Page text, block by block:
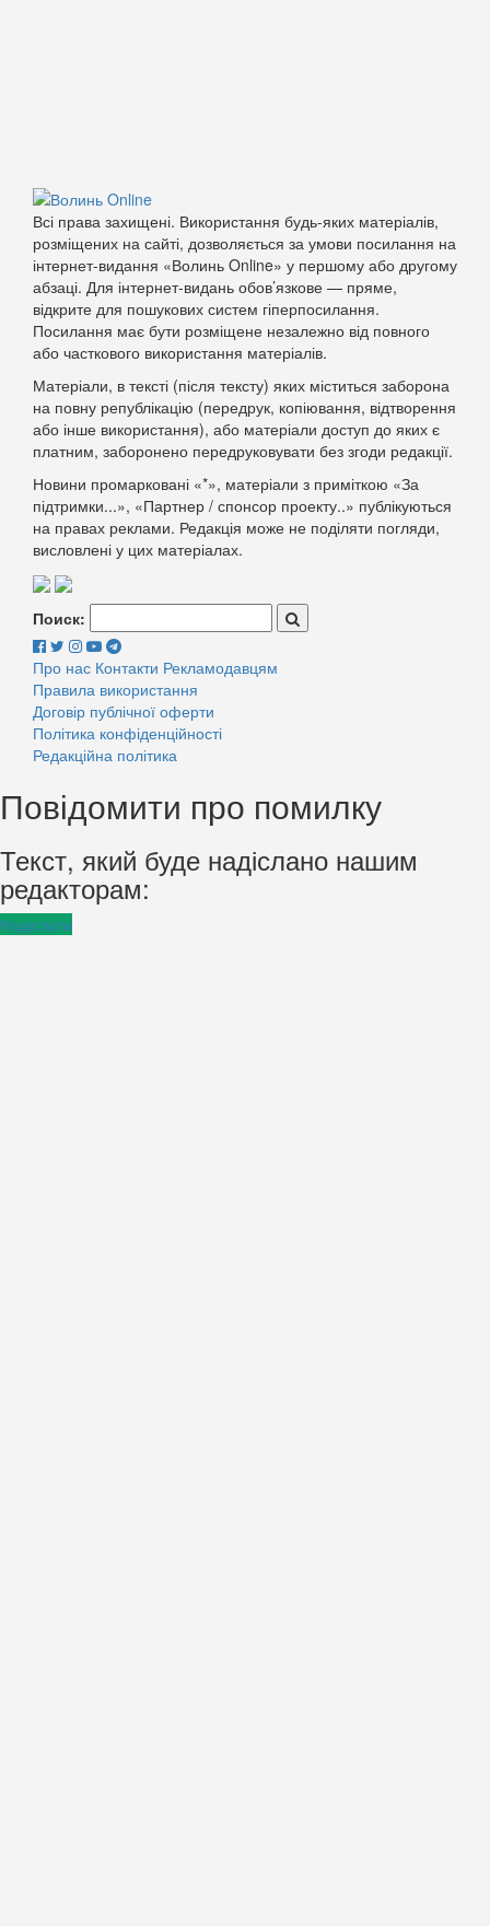
Всі права захищені. Використання будь-яких матеріалів,
розміщених на сайті, дозволяється за умови посилання на
інтернет-видання «Волинь Online» у першому або другому
абзаці. Для інтернет-видань обов’язкове — пряме,
відкрите для пошукових систем гіперпосилання.
Посилання має бути розміщене незалежно від повного
або часткового використання матеріалів.
Матеріали, в тексті (після тексту) яких міститься заборона
на повну републікацію (передрук, копіювання, відтворення
або інше використання), або матеріали доступ до яких є
платним, заборонено передруковувати без згоди редакції.
Новини промарковані «*», матеріали з приміткою «За
підтримки...», «Партнер / спонсор проекту..» публікуються
на правах реклами. Редакція може не поділяти погляди,
висловлені у цих матеріалах.
Поиск:
Про нас Контакти Рекламодавцям
Правила використання
Договір публічної оферти
Політика конфіденційності
Редакційна політика
Повідомити про помилку
Текст, який буде надіслано нашим
редакторам:
Надіслати